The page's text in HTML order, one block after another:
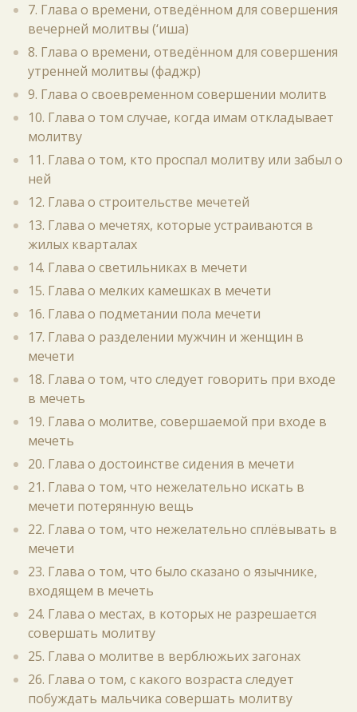
7. Глава о времени, отведённом для совершения
вечерней молитвы (‘иша)
8. Глава о времени, отведённом для совершения
утренней молитвы (фаджр)
9. Глава о своевременном совершении молитв
10. Глава о том случае, когда имам откладывает
молитву
11. Глава о том, кто проспал молитву или забыл о
ней
12. Глава о строительстве мечетей
13. Глава о мечетях, которые устраиваются в
жилых кварталах
14. Глава о светильниках в мечети
15. Глава о мелких камешках в мечети
16. Глава о подметании пола мечети
17. Глава о разделении мужчин и женщин в
мечети
18. Глава о том, что следует говорить при входе
в мечеть
19. Глава о молитве, совершаемой при входе в
мечеть
20. Глава о достоинстве сидения в мечети
21. Глава о том, что нежелательно искать в
мечети потерянную вещь
22. Глава о том, что нежелательно сплёвывать в
мечети
23. Глава о том, что было сказано о язычнике,
входящем в мечеть
24. Глава о местах, в которых не разрешается
совершать молитву
25. Глава о молитве в верблюжьих загонах
26. Глава о том, с какого возраста следует
побуждать мальчика совершать молитву